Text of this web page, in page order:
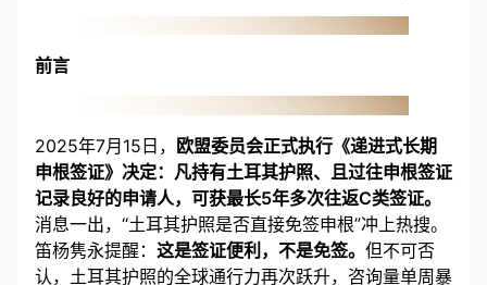
2025年7月15日， 欧盟委员会正式执行《递进式长期
申根签证》决定：凡持有土耳其护照、且过往申根签证
记录良好的申请人，可获最长5年多次往返C类签证。
消息一出，“土耳其护照是否直接免签申根”冲上热搜。
笛杨隽永提醒：这是签证便利，不是免签。但不可否